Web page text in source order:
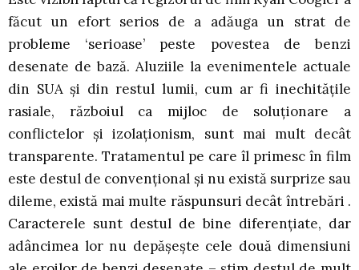
făcut un efort serios de a adăuga un strat de
probleme ‘serioase’ peste povestea de benzi
desenate de bază. Aluziile la evenimentele actuale
din SUA și din restul lumii, cum ar fi inechitățile
rasiale, războiul ca mijloc de soluționare a
conflictelor și izolaționism, sunt mai mult decât
transparente. Tratamentul pe care îl primesc în film
este destul de convențional și nu există surprize sau
dileme, există mai multe răspunsuri decât întrebări .
Caracterele sunt destul de bine diferențiate, dar
adâncimea lor nu depășește cele două dimensiuni